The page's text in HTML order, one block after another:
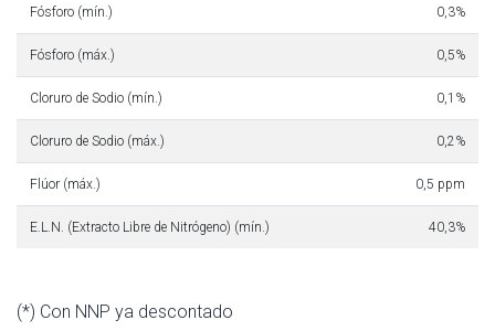
Fósforo (mín.) 0,3%
Fósforo (máx.) 0,5%
Cloruro de Sodio (mín.) 0,1%
Cloruro de Sodio (máx.) 0,2%
Flúor (máx.) 0,5 ppm
E.L.N. (Extracto Libre de Nitrógeno) (mín.) 40,3%
(*) Con NNP ya descontado